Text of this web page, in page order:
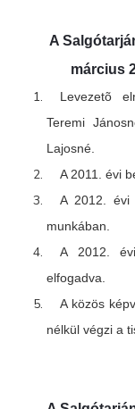
A
március
Levezetõ
Teremi
Lajosné.
A 2011. évi
A 2012. évi
munkában.
A 2012.
elfogadva.
A közös
nélkül végzi a